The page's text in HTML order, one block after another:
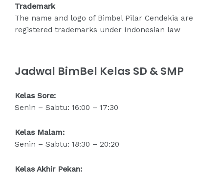
Trademark
The name and logo of Bimbel Pilar Cendekia are
registered trademarks under Indonesian law
Jadwal BimBel Kelas SD & SMP
Kelas Sore:
Senin – Sabtu: 16:00 – 17:30
Kelas Malam:
Senin – Sabtu: 18:30 – 20:20
Kelas Akhir Pekan: